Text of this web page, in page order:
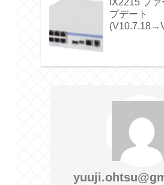
IX2215 フ
プデート